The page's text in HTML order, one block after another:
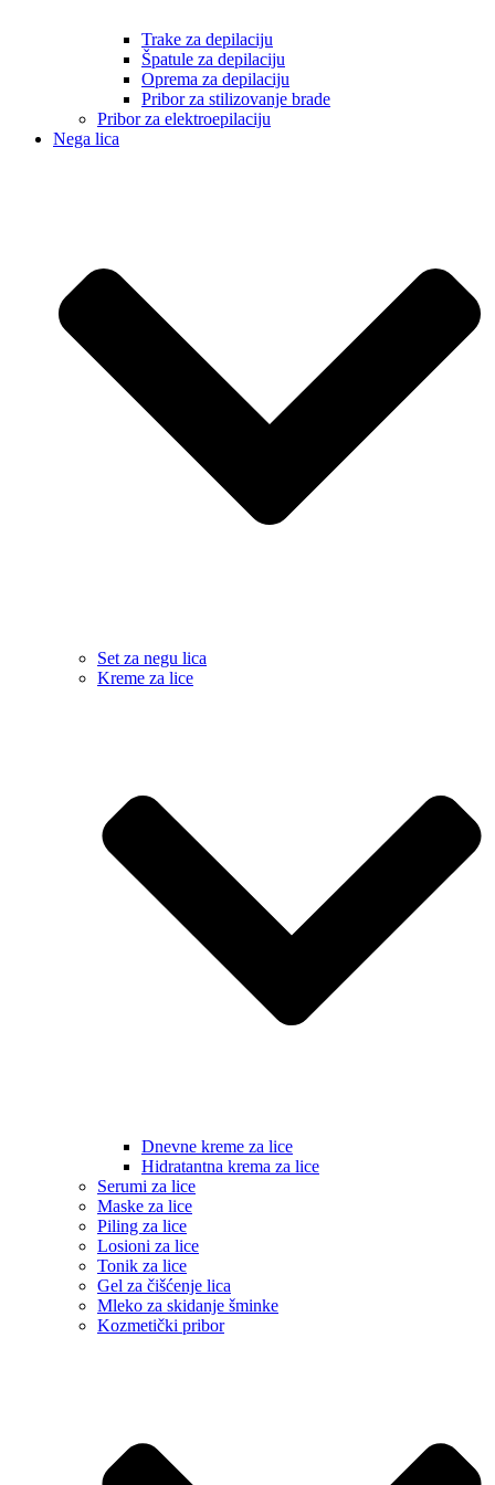
Trake za depilaciju
Špatule za depilaciju
Oprema za depilaciju
Pribor za stilizovanje brade
Pribor za elektroepilaciju
Nega lica
Set za negu lica
Kreme za lice
Dnevne kreme za lice
Hidratantna krema za lice
Serumi za lice
Maske za lice
Piling za lice
Losioni za lice
Tonik za lice
Gel za čišćenje lica
Mleko za skidanje šminke
Kozmetički pribor